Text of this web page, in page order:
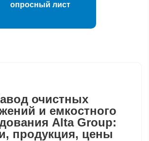
опросный лист
очистных
и емкостного
Alta Group:
продукция, цены